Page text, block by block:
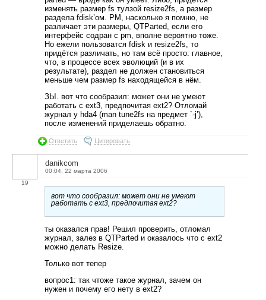
изменять размер fs тулзой resize2fs, а размер
раздела fdisk’ом. PM, насколько я помню, не
различает эти размеры, QTParted, если его
интерфейс содран с pm, вполне вероятно тоже.
Но ежели пользоватся fdisk и resize2fs, то
придётся различать, но там всё просто: главное,
что, в процессе всех эволюций (и в их
результате), раздел не должен становиться
меньше чем размер fs находящейся в нём.
ЗЫ. вот что сообразил: может они не умеют
работать с ext3, предпочитая ext2? Отломай
журнал у hda4 (man tune2fs на предмет `-j’),
после изменений приделаешь обратно.
Ответить Цитировать
19
danikcom
00:04, 22 марта 2006
вот что сообразил: может они не умеют
работать с ext3, предпочитая ext2?
ты оказался прав! Решил проверить, отломал
журнал, залез в QTParted и оказалось что с ext2
можно делать Resize.
Только вот тепер
вопрос1: так чтоже такое журнал, зачем он
нужен и почему его нету в ext2?